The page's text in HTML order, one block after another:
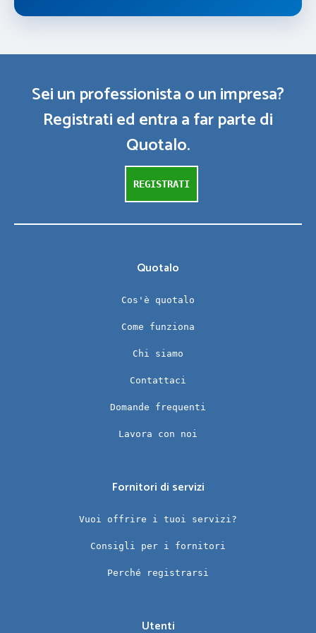
Sei un professionista o un impresa?
Registrati ed entra a far parte di
Quotalo.
REGISTRATI
Quotalo
Cos'è quotalo
Come funziona
Chi siamo
Contattaci
Domande frequenti
Lavora con noi
Fornitori di servizi
Vuoi offrire i tuoi servizi?
Consigli per i fornitori
Perché registrarsi
Utenti